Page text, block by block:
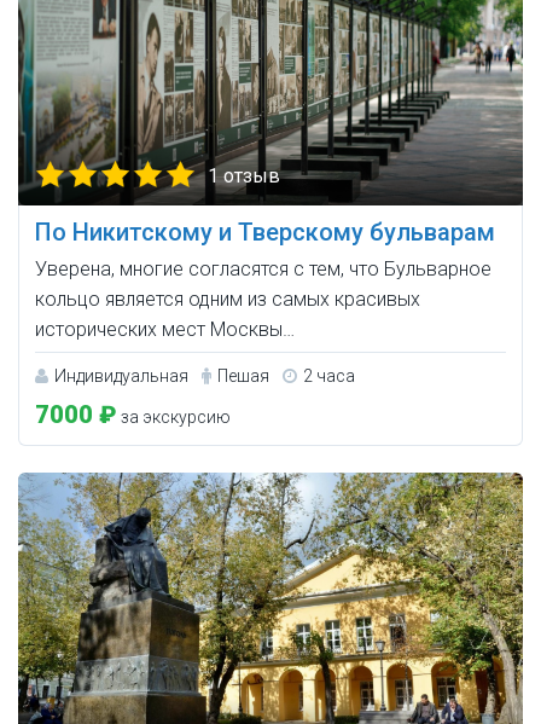
1 отзыв
По Никитскому и Тверскому бульварам
Уверена, многие согласятся с тем, что Бульварное
кольцо является одним из самых красивых
исторических мест Москвы…
Индивидуальная Пешая 2 часа
7000 ₽ за экскурсию